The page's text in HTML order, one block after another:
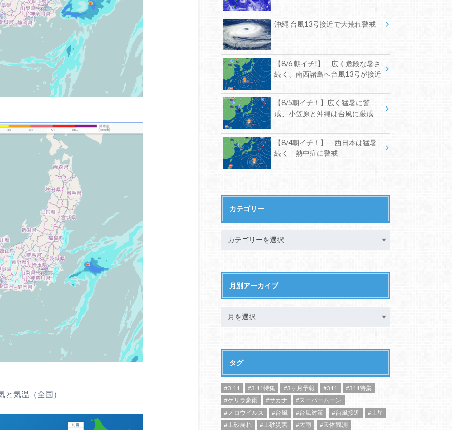
と気温（全国）
沖縄 台風13号接近で大荒れ警戒
【8/6 朝イチ!】 広く危険な暑さ
続く、南西諸島へ台風13号が接近
【8/5朝イチ！】広く猛暑に警
戒、小笠原と沖縄は台風に厳戒
【8/4朝イチ！】 西日本は猛暑
続く 熱中症に警戒
カテゴリー
月別アーカイブ
タグ
#3.11 #3.11特集 #3ヶ月予報 #311
#311特集
#ゲリラ豪雨
#サカナ
#スーパームーン
#ノロウイルス
#台風 #台風対策 #台風接近
#土星
#土砂崩れ
#土砂災害 #大雨
#天体観測